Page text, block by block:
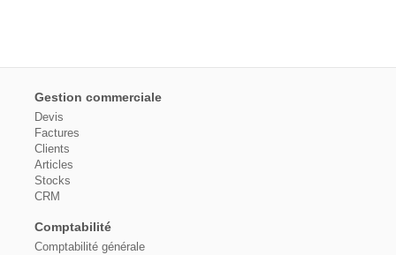
Gestion commerciale
Devis
Factures
Clients
Articles
Stocks
CRM
Comptabilité
Comptabilité générale